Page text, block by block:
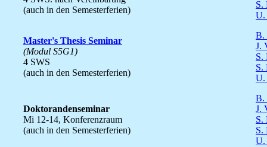
(auch in den Semesterferien)
S.
U.
Master's Thesis Seminar
(Modul S5G1)
4 SWS
(auch in den Semesterferien)
B.
J.
S.
S.
U.
Doktorandenseminar
Mi 12-14, Konferenzraum
(auch in den Semesterferien)
B.
J.
S.
S.
U.